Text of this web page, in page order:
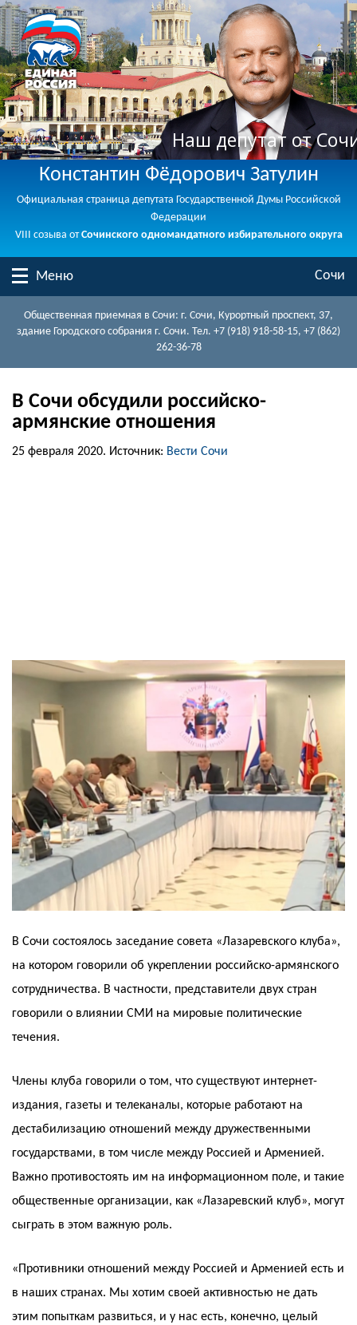
Наш депутат от
Константин Фёдорович Затулин
Официальная страница депутата Государственной Думы Российской
Федерации
VIII созыва отСочинского одномандатного избирательного округа
Меню Сочи
Общественная приемная в Сочи: г. Сочи, Курортный проспект, 37,
здание Городского собрания г. Сочи. Тел. +7 (918) 918-58-15, +7 (862)
262-36-78
В Сочи обсудили российско-
армянские отношения
25 февраля 2020. Источник: Вести Сочи
В Сочи состоялось заседание совета «Лазаревского клуба»,
на котором говорили об укреплении российско-армянского
сотрудничества. В частности, представители двух стран
говорили о влиянии СМИ на мировые политические
течения.
Члены клуба говорили о том, что существуют интернет-
издания, газеты и телеканалы, которые работают на
дестабилизацию отношений между дружественными
государствами, в том числе между Россией и Арменией.
Важно противостоять им на информационном поле, и такие
общественные организации, как «Лазаревский клуб», могут
сыграть в этом важную роль.
«Противники отношений между Россией и Арменией есть и
в наших странах. Мы хотим своей активностью не дать
этим попыткам развиться, и у нас есть, конечно, целый